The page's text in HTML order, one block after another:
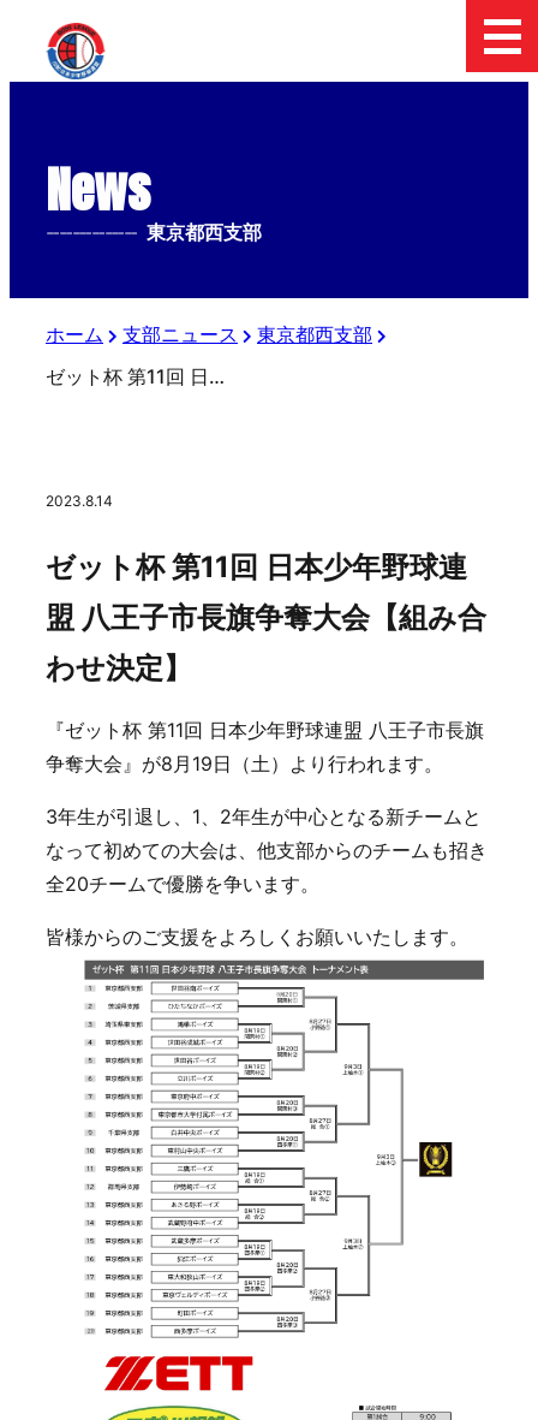
News
-------------- 東京都西支部
ホーム 支部ニュース
東京都西支部
ゼット杯 第11回 日本少年野球連盟 八王子市長旗争奪大会【組み合わせ決定】
2023.8.14
ゼット杯 第11回 日本少年野球連
盟 八王子市長旗争奪大会【組み合
わせ決定】
『ゼット杯 第11回 日本少年野球連盟 八王子市長旗
争奪大会』が8月19日（土）より行われます。
3年生が引退し、1、2年生が中心となる新チームと
なって初めての大会は、他支部からのチームも招き
全20チームで優勝を争います。
皆様からのご支援をよろしくお願いいたします。